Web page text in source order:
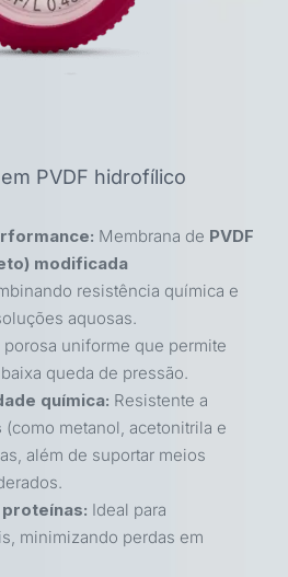
PVDF hidrofílico
Membrana de PVDF
modificada
resistência química e
aquosas.
porosa uniforme que permite
queda de pressão.
química: Resistente a
(como metanol, acetonitrila e
além de suportar meios
Ideal para
minimizando perdas em